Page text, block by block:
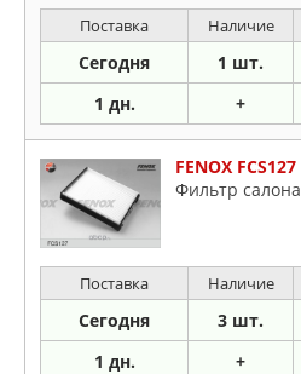
Land Rover
Lexus
Mazda
Mercedes
Mitsubishi
Nissan
Opel
Peugeot
Porsche
Renault
Rover
Поставка Наличие
Сегодня 1 шт.
1 дн. +
FENOX FCS127
Фильтр салона
Поставка Наличие
Сегодня 3 шт.
1 дн. +